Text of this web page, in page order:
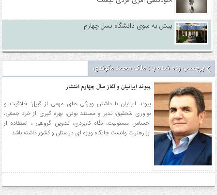
پیش به سوی دانشگاه نسل چهارم
برچسب زده شده با : ملک محمد مکوندی
پیوند ایرانیان و آغاز سال چهارم انتشار
پیوند ایرانیان با داشتن ویژگی های مهمی از قبیل: خلاقیت و
نواوری ،تحقیق؛ تدبر و مستند بودن، بهره گیری از خرد جمعی،
احساس مسئولیت، نگاه کاربردی، تدوین گروهی ، استفاده از
ابزارهنر،ت وانست جایگاه ویژه ای دراستان و کشور داشته باشد